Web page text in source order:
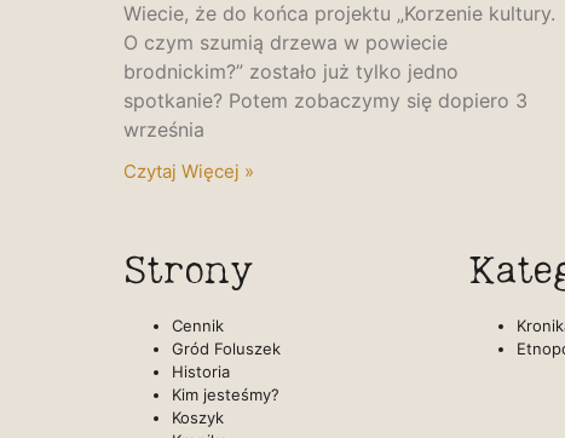
Wiecie, że do końca projektu „Korzenie kultury.
O czym szumią drzewa w powiecie
brodnickim?” zostało już tylko jedno
spotkanie? Potem zobaczymy się dopiero 3
września
Czytaj Więcej »
Strony
Cennik
Gród Foluszek
Historia
Kim jesteśmy?
Koszyk